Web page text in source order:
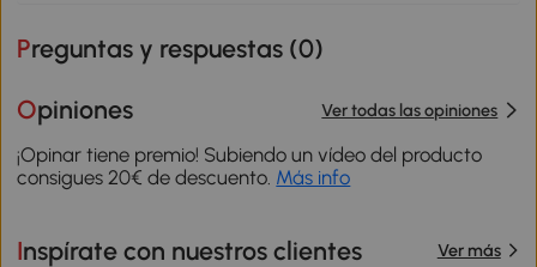
Preguntas y respuestas (0)
Opiniones Ver todas las opiniones
¡Opinar tiene premio! Subiendo un vídeo del producto
consigues 20€ de descuento. Más info
Inspírate con nuestros clientes Ver más